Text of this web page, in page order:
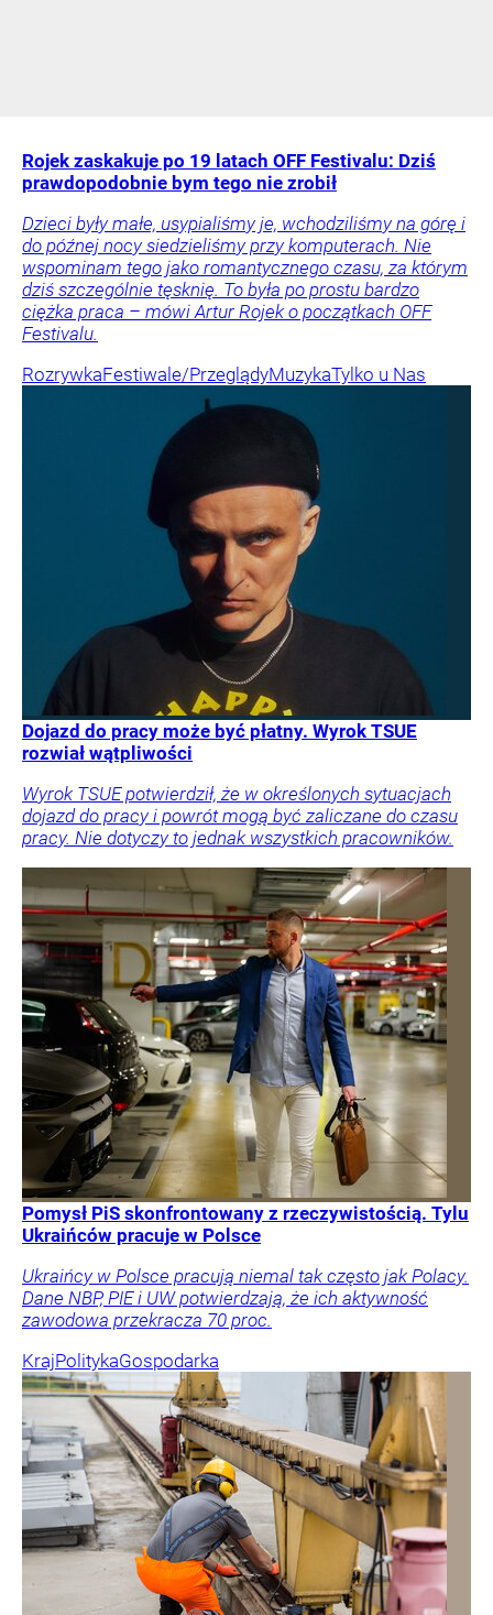
Rojek zaskakuje po 19 latach OFF Festivalu: Dziś
prawdopodobnie bym tego nie zrobił
Dzieci były małe, usypialiśmy je, wchodziliśmy na górę i
do późnej nocy siedzieliśmy przy komputerach. Nie
wspominam tego jako romantycznego czasu, za którym
dziś szczególnie tęsknię. To była po prostu bardzo
ciężka praca – mówi Artur Rojek o początkach OFF
Festivalu.
RozrywkaFestiwale/PrzeglądyMuzykaTylko u Nas
Dojazd do pracy może być płatny. Wyrok TSUE
rozwiał wątpliwości
Wyrok TSUE potwierdził, że w określonych sytuacjach
dojazd do pracy i powrót mogą być zaliczane do czasu
pracy. Nie dotyczy to jednak wszystkich pracowników.
Pomysł PiS skonfrontowany z rzeczywistością. Tylu
Ukraińców pracuje w Polsce
Ukraińcy w Polsce pracują niemal tak często jak Polacy.
Dane NBP, PIE i UW potwierdzają, że ich aktywność
zawodowa przekracza 70 proc.
KrajPolitykaGospodarka